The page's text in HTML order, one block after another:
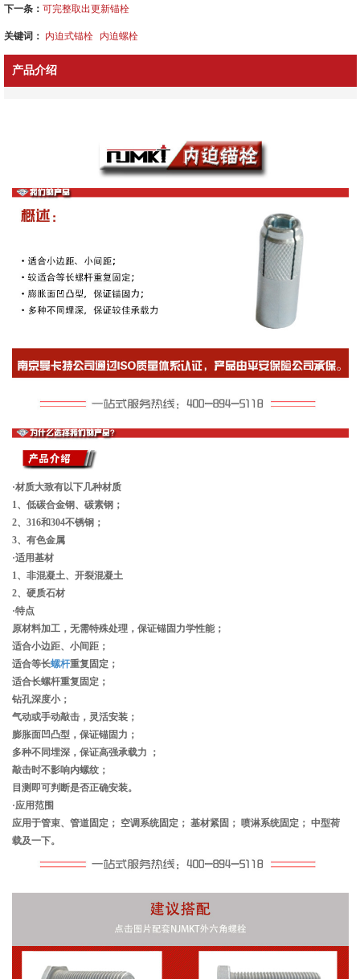
下一条： 可完整取出更新锚栓
关键词： 内迫式锚栓 内迫螺栓
产品介绍
·材质大致有以下几种材质
1、低碳合金钢、碳素钢；
2、316和304不锈钢；
3、有色金属
·适用基材
1、非混凝土、开裂混凝土
2、硬质石材
·特点
原材料加工，无需特殊处理，保证锚固力学性能；
适合小边距、小间距；
适合等长螺杆重复固定；
适合长螺杆重复固定；
钻孔深度小；
气动或手动敲击，灵活安装；
膨胀面凹凸型，保证锚固力；
多种不同埋深，保证高强承载力 ；
敲击时不影响内螺纹；
目测即可判断是否正确安装。
·应用范围
应用于管束、管道固定； 空调系统固定； 基材紧固； 喷淋系统固定； 中型荷
载及一下。